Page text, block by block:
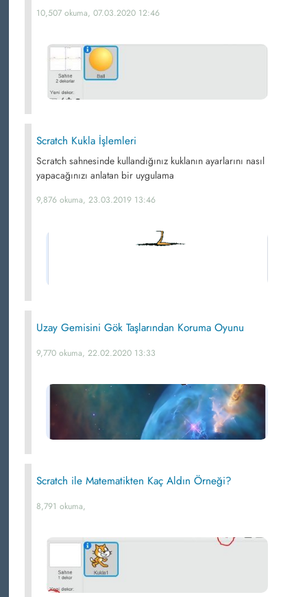
10,507 okuma, 07.03.2020 12:46
Scratch Kukla İşlemleri
Scratch sahnesinde kullandığınız kuklanın ayarlarını nasıl
yapacağınızı anlatan bir uygulama
9,876 okuma, 23.03.2019 13:46
Uzay Gemisini Gök Taşlarından Koruma Oyunu
9,770 okuma, 22.02.2020 13:33
Scratch ile Matematikten Kaç Aldın Örneği?
8,791 okuma,